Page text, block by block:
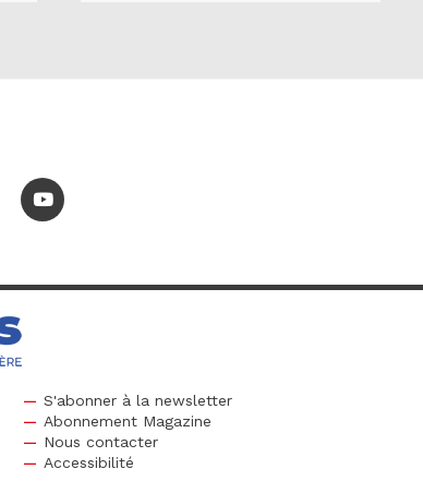
S'abonner à la newsletter
Abonnement Magazine
Nous contacter
Accessibilité